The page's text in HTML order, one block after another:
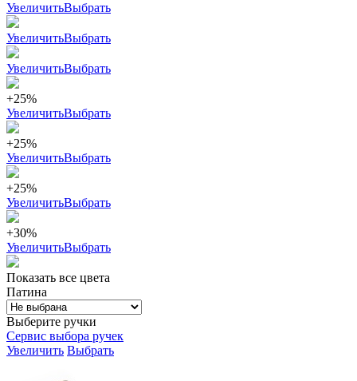
УвеличитьВыбрать
УвеличитьВыбрать
УвеличитьВыбрать
+25%
УвеличитьВыбрать
+25%
УвеличитьВыбрать
+25%
УвеличитьВыбрать
+30%
УвеличитьВыбрать
Показать все цвета
Патина
Выберите ручки
Сервис выбора ручек
Увеличить Выбрать